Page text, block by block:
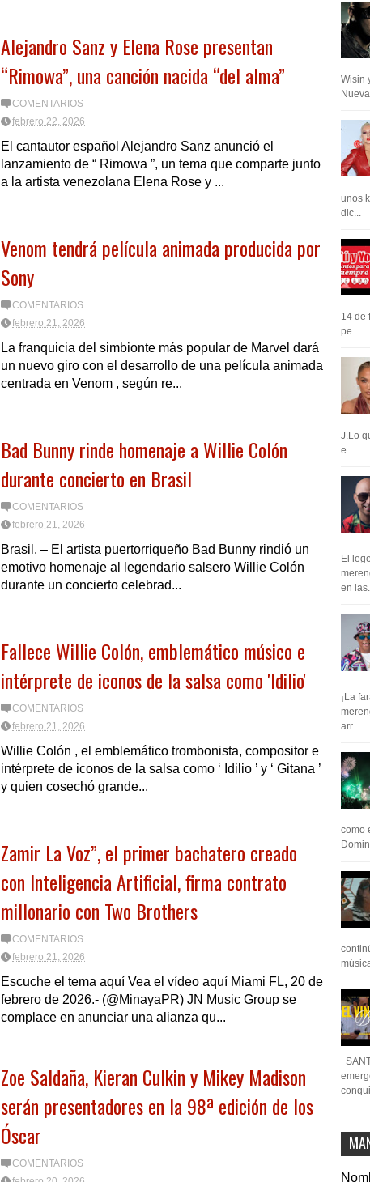
Alejandro Sanz y Elena Rose presentan
“Rimowa”, una canción nacida “del alma”
COMENTARIOS
febrero 22, 2026
El cantautor español Alejandro Sanz anunció el
lanzamiento de “ Rimowa ”, un tema que comparte junto
a la artista venezolana Elena Rose y ...
Venom tendrá película animada producida por
Sony
COMENTARIOS
febrero 21, 2026
La franquicia del simbionte más popular de Marvel dará
un nuevo giro con el desarrollo de una película animada
centrada en Venom , según re...
Bad Bunny rinde homenaje a Willie Colón
durante concierto en Brasil
COMENTARIOS
febrero 21, 2026
Brasil. – El artista puertorriqueño Bad Bunny rindió un
emotivo homenaje al legendario salsero Willie Colón
durante un concierto celebrad...
Fallece Willie Colón, emblemático músico e
intérprete de iconos de la salsa como 'Idilio'
COMENTARIOS
febrero 21, 2026
Willie Colón , el emblemático trombonista, compositor e
intérprete de iconos de la salsa como ‘ Idilio ’ y ‘ Gitana ’
y quien cosechó grande...
Zamir La Voz”, el primer bachatero creado
con Inteligencia Artificial, firma contrato
millonario con Two Brothers
COMENTARIOS
febrero 21, 2026
Escuche el tema aquí Vea el vídeo aquí Miami FL, 20 de
febrero de 2026.- (@MinayaPR) JN Music Group se
complace en anunciar una alianza qu...
Zoe Saldaña, Kieran Culkin y Mikey Madison
serán presentadores en la 98ª edición de los
Óscar
COMENTARIOS
Wisin
unos
dic...
14 de
pe...
J.Lo
e...
El
en
¡La
arr...
como